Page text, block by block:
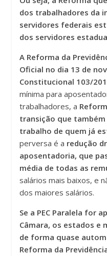
dos trabalhadores da
servidores federais
dos servidores
A Reforma da
Oficial no dia 13 de
Constitucional 103/
mínima para
trabalhadores, a
transição que
trabalho de quem já
perversa é a redução
aposentadoria, que
média de todas as
salários mais baixos, e
dos maiores salários.
Se a PEC Paralela for
Câmara, os estados e
de forma quase
Reforma da